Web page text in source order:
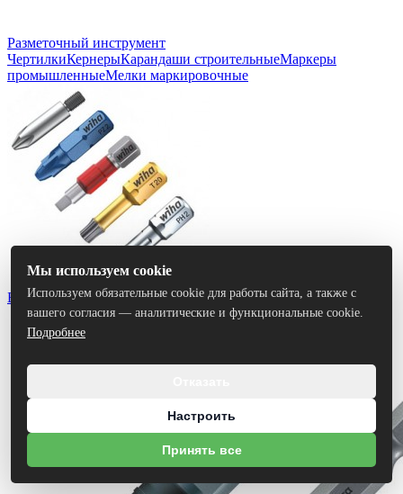
Разметочный инструмент
ЧертилкиКернерыКарандаши строительныеМаркеры
промышленныеМелки маркировочные
Биты
Мы используем cookie
Используем обязательные cookie для работы сайта, а также с
вашего согласия — аналитические и функциональные cookie.
Подробнее
Настроить
Принять все